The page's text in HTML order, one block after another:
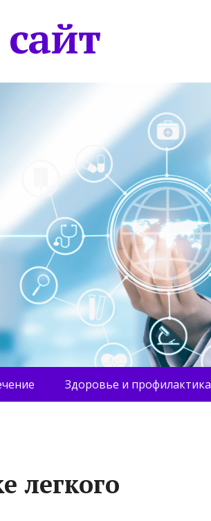
Здоровье и профилактика
легкого